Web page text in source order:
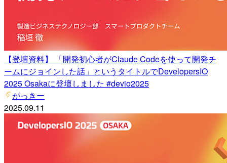
【登壇資料】 「開発初心者がClaude Codeを使って開発チ
ームにジョインした話」というタイトルでDevelopersIO
2025 Osakaに登壇しました #devio2025
がっきー
2025.09.11